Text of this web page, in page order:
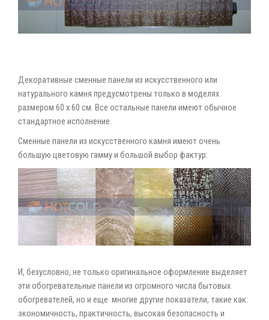
Декоративные сменные панели из искусственного или
натурального камня предусмотрены только в моделях
размером 60 х 60 см. Все остальные панели имеют обычное
стандартное исполнение.
Сменные панели из искусственного камня имеют очень
большую цветовую гамму и большой выбор фактур:
И, безусловно, не только оригинальное оформление выделяет
эти обогревательные панели из огромного числа бытовых
обогревателей, но и еще многие другие показатели, такие как:
экономичность, практичность, высокая безопасность и